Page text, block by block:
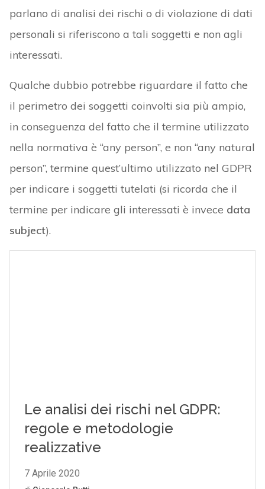
parlano di analisi dei rischi o di violazione di dati
personali si riferiscono a tali soggetti e non agli
interessati.
Qualche dubbio potrebbe riguardare il fatto che
il perimetro dei soggetti coinvolti sia più ampio,
in conseguenza del fatto che il termine utilizzato
nella normativa è “any person”, e non “any natural
person”, termine quest’ultimo utilizzato nel GDPR
per indicare i soggetti tutelati (si ricorda che il
termine per indicare gli interessati è invece data
subject).